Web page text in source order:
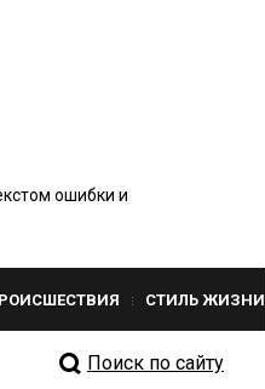
ошибки и
СТИЛЬ ЖИЗНИ
Поиск по сайту